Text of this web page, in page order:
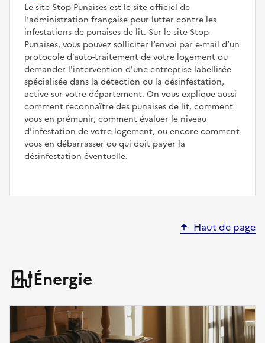
Le site Stop-Punaises est le site officiel de
l'administration française pour lutter contre les
infestations de punaises de lit. Sur le site Stop-
Punaises, vous pouvez solliciter l’envoi par e-mail d’un
protocole d’auto-traitement de votre logement ou
demander l'intervention d'une entreprise labellisée
spécialisée dans la détection ou la désinfestation,
active sur votre département. On vous explique aussi
comment reconnaître des punaises de lit, comment
vous en prémunir, comment évaluer le niveau
d’infestation de votre logement, ou encore comment
vous en débarrasser ou qui doit payer la
désinfestation éventuelle.
Haut de page
Énergie